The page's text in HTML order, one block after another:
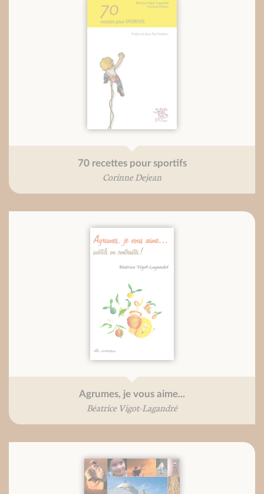
70 recettes pour sportifs
Corinne Dejean
Agrumes, je vous aime...
Béatrice Vigot-Lagandré